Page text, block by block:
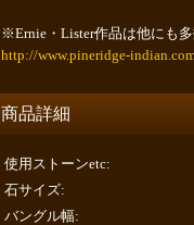
※Ernie・Lister作品は他にも
http://www.pineridge-
商品詳細
使用ストーンetc:
石サイズ:
バングル幅: